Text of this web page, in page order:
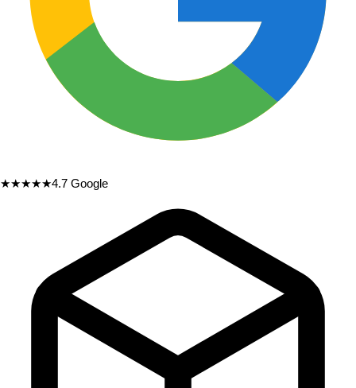
★★★★★4.7 Google